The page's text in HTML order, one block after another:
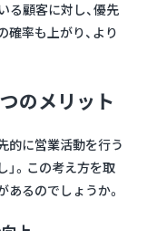
る顧客に対し、優先
確率も上がり、より
のメリット
的に営業活動を行う
」。この考え方を取
あるのでしょうか。